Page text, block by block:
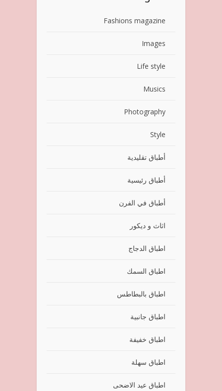
Fashions magazine
Images
Life style
Musics
Photography
Style
أطباق تقليدية
أطباق رئيسية
أطباق في الفرن
اثاث و ديكور
اطباق الدجاج
اطباق السمك
اطباق بالبطاطس
اطباق جانبية
اطباق خفيفة
اطباق سهلة
اطباق عيد الاضحى